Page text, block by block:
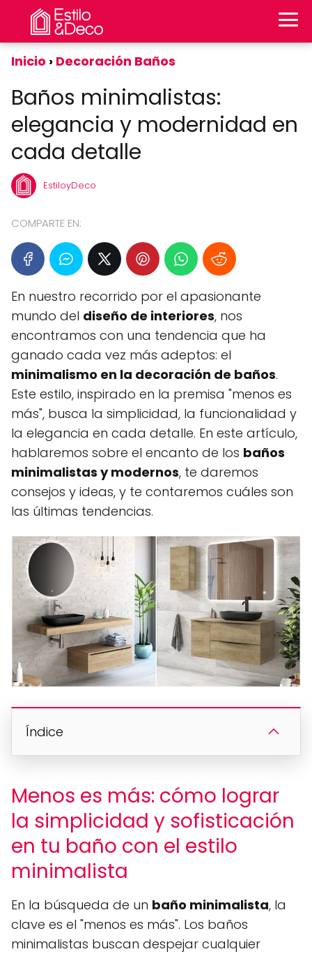
Inicio Decoración Baños
Baños minimalistas:
elegancia y modernidad en
cada detalle
EstiloyDeco
COMPARTE EN:
En nuestro recorrido por el apasionante
mundo del diseño de interiores, nos
encontramos con una tendencia que ha
ganado cada vez más adeptos: el
minimalismo en la decoración de baños.
Este estilo, inspirado en la premisa "menos es
más", busca la simplicidad, la funcionalidad y
la elegancia en cada detalle. En este artículo,
hablaremos sobre el encanto de los baños
minimalistas y modernos, te daremos
consejos y ideas, y te contaremos cuáles son
las últimas tendencias.
Índice
Menos es más: cómo lograr
la simplicidad y sofisticación
en tu baño con el estilo
minimalista
En la búsqueda de un baño minimalista, la
clave es el "menos es más". Los baños
minimalistas buscan despejar cualquier